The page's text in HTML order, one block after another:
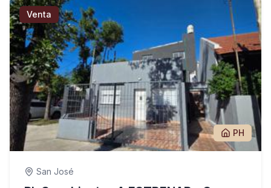
Venta
PH
San José